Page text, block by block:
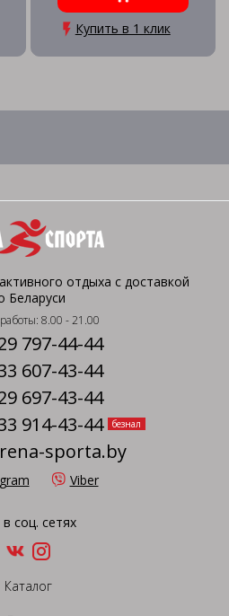
Купить в 1 клик
отдыха с доставкой
Беларуси
8.00 - 21.00
797-44-44
607-43-44
697-43-44
914-43-44
безнал
sporta.by
Viber
соц. сетях
Каталог